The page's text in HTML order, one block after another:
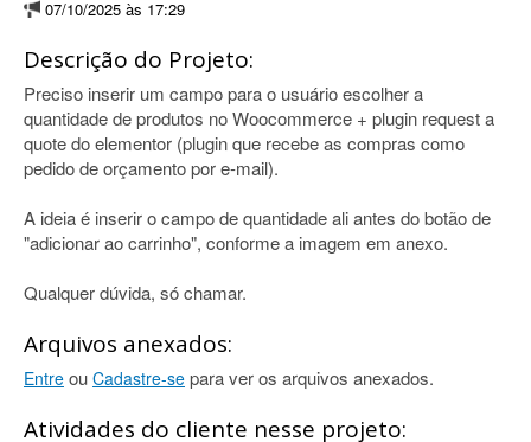
07/10/2025 às 17:29
Descrição do Projeto:
Preciso inserir um campo para o usuário escolher a
quantidade de produtos no Woocommerce + plugin request a
quote do elementor (plugin que recebe as compras como
pedido de orçamento por e-mail).
A ideia é inserir o campo de quantidade ali antes do botão de
"adicionar ao carrinho", conforme a imagem em anexo.
Qualquer dúvida, só chamar.
Arquivos anexados:
Entre ou Cadastre-se para ver os arquivos anexados.
Atividades do cliente nesse projeto: